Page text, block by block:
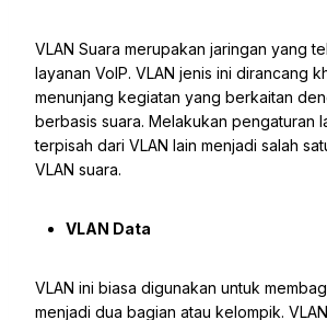
VLAN Suara merupakan jaringan yang
layanan VoIP. VLAN jenis ini dirancang
menunjang kegiatan yang berkaitan
berbasis suara. Melakukan pengaturan
terpisah dari VLAN lain menjadi salah
VLAN suara.
VLAN Data
VLAN ini biasa digunakan untuk
menjadi dua bagian atau kelompik. VLAN